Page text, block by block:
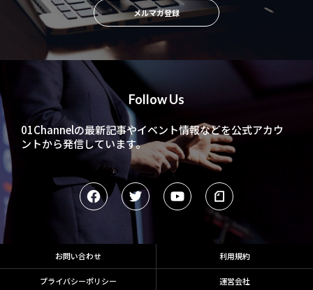
Follow Us
01Channelの最新記事やイベント情報などを公式アカウ
ントから発信しています。
メルマガ登録
お問い合わせ 利用規約
プライバシーポリシー 運営会社